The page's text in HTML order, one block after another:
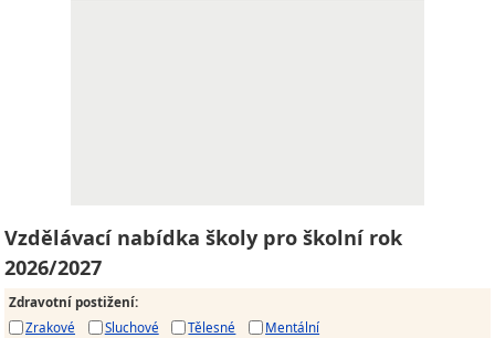
Vzdělávací nabídka školy pro školní rok
2026/2027
Zdravotní postižení:
Zrakové
Sluchové Tělesné
Mentální